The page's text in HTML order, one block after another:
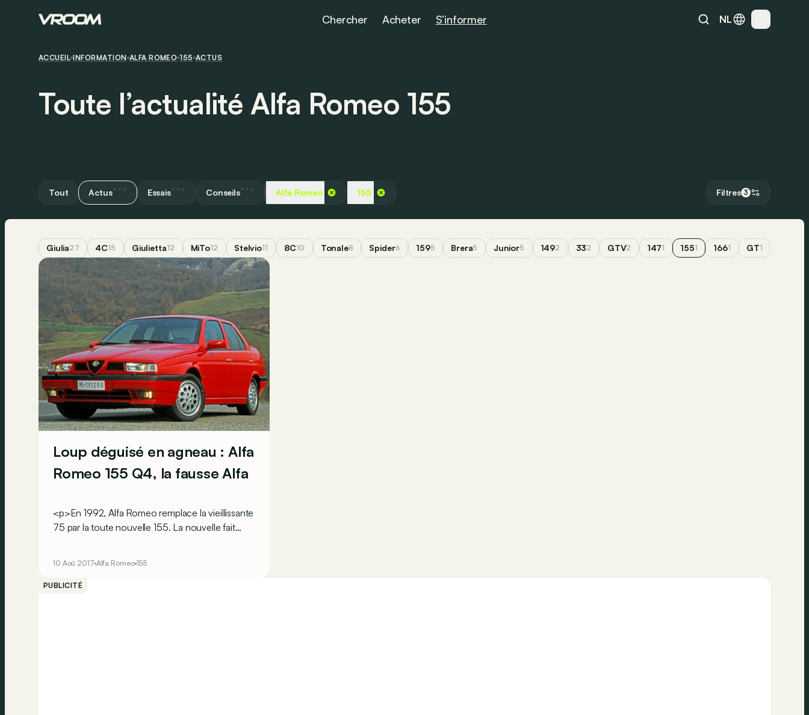
Chercher Acheter S’informer NL
ACCUEIL INFORMATION ALFA ROMEO 155 ACTUS
Toute l’actualité Alfa Romeo 155
Tout Actus Essais Conseils Alfa Romeo 155 Filtres 3
Giulia27 4C15 Giulietta12 MiTo12 Stelvio11 8C10 Tonale8 Spider6 1595 Brera5 Junior5 1492 332 GTV2 1471 1551 1661 GT1
Loup déguisé en agneau : Alfa
Romeo 155 Q4, la fausse Alfa
<p>En 1992, Alfa Romeo remplace la vieillissante
75 par la toute nouvelle 155. La nouvelle fait
Pour se faire pardonner, Alfa Romeo prévoit tout
10 Aoû 2017 Alfa Romeo 155
PUBLICITÉ